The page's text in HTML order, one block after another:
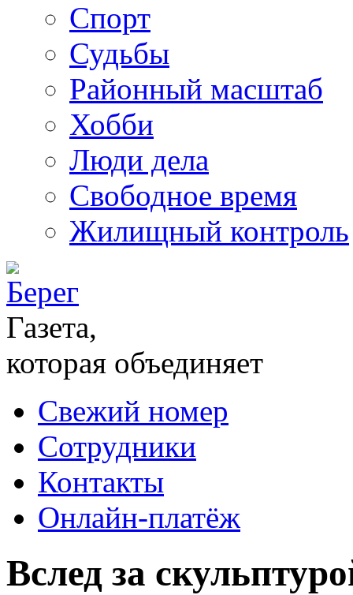
Спорт
Судьбы
Районный масштаб
Хобби
Люди дела
Свободное время
Жилищный контроль
Газета,
которая объединяет
Свежий номер
Сотрудники
Контакты
Онлайн-платёж
Вслед за